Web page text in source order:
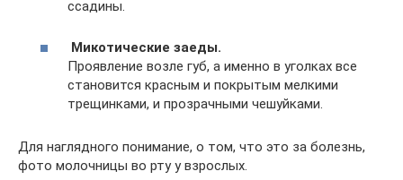
ссадины.
Микотические заеды.
Проявление возле губ, а именно в уголках все
становится красным и покрытым мелкими
трещинками, и прозрачными чешуйками.
Для наглядного понимание, о том, что это за болезнь,
фото молочницы во рту у взрослых.